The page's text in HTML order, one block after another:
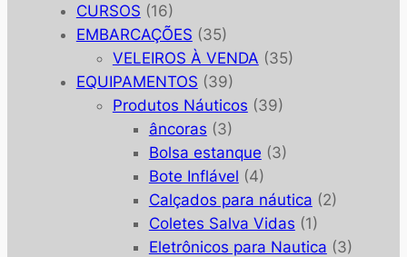
CURSOS (16)
EMBARCAÇÕES (35)
VELEIROS À VENDA (35)
EQUIPAMENTOS (39)
Produtos Náuticos (39)
âncoras (3)
Bolsa estanque (3)
Bote Inflável (4)
Calçados para náutica (2)
Coletes Salva Vidas (1)
Eletrônicos para Nautica (3)